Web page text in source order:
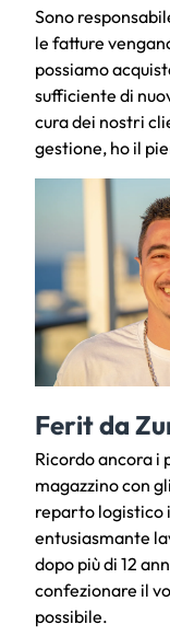
Sono
le fatture
possiamo
sufficiente di
cura dei nostri
gestione, ho il
Ferit da
Ricordo ancora i
magazzino con
reparto logistico
entusiasmante
dopo più di 12
confezionare il
possibile.